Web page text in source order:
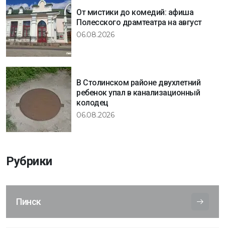
От мистики до комедий: афиша
Полесского драмтеатра на август
06.08.2026
В Столинском районе двухлетний
ребенок упал в канализационный
колодец
06.08.2026
Рубрики
Пинск